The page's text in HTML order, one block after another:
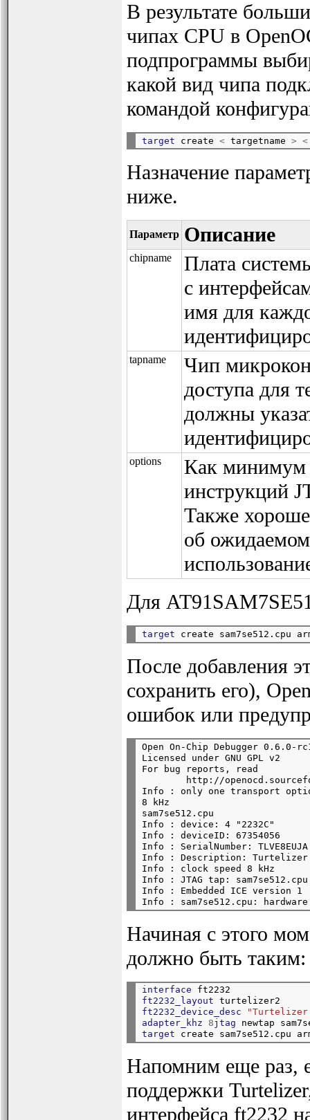
В результате
чипах CPU в
подпрограммы
какой вид чипа
командой
target create < targetname > <
Назначение
ниже.
Параметр Описание
chipname
Плата
с
имя для
tapname
Чип
доступа для
должны
options
Как минимум
инструкций
Также
об
Для
target create sam7se512.cpu
После добавления
сохранить его),
ошибок или
Open On-Chip Debugger 0.6.0-
Licensed under GNU GPL v2
For bug reports, read
http://
Info : only one transport
8 kHz
sam7se512.cpu
Info : device: 4 "2232C"
Info : deviceID: 67354056
Info : SerialNumber: TLVE8EUJA
Info : Description: Turtelizer
Info : clock speed 8 kHz
Info : JTAG tap:
Info : Embedded ICE version 1
Начиная с этого
должно быть таким:
interface ft2232
ft2232_layout turtelizer2
ft2232_device_desc
"Turtelizer
adapter_khz
8jtag newtap
target create sam7se512.cpu
Напомним еще раз,
поддержки
интерфейса ft2232